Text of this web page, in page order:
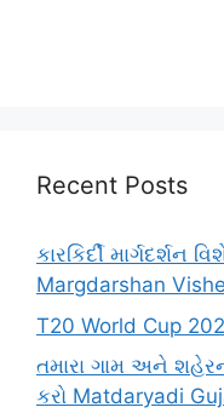
Recent Posts
કારકિર્દી માર્ગદર્શન
Margdarshan
T20 World Cup
તમારા ગામ અને
કરો Matdaryadi